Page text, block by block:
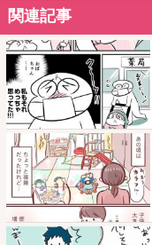
関連記事